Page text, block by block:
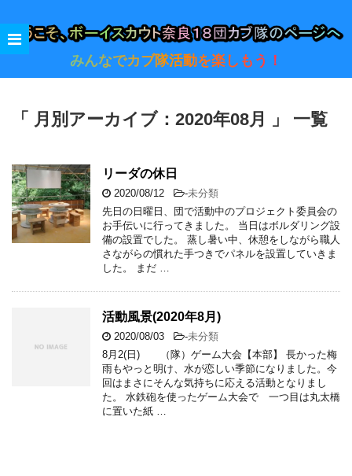
みんなでカブ隊活動を楽しもう！
「 月別アーカイブ：2020年08月 」 一覧
リーダの休日
2020/08/12 -未分類
先日の日曜日、団で活動中のプロジェクト委員会の
お手伝いに行ってきました。 当日はボルダリング設
備の設置でした。 蒸し暑い中、休憩をしながら職人
さながらの慣れた手つきでパネルを設置していきま
した。 まだ …
活動風景(2020年8月)
2020/08/03 -未分類
8月2(日) （隊）ゲーム大会【本部】 長かった梅
雨もやっと明け、水が恋しい季節になりました。今
回はまさにそんな気持ちに応える活動となりまし
た。 水鉄砲を使ったゲーム大会で 一つ目は丸太橋
に置いた紙 …